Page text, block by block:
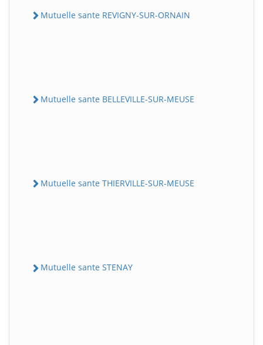
Mutuelle sante REVIGNY-SUR-ORNAIN
Mutuelle sante BELLEVILLE-SUR-MEUSE
Mutuelle sante THIERVILLE-SUR-MEUSE
Mutuelle sante STENAY